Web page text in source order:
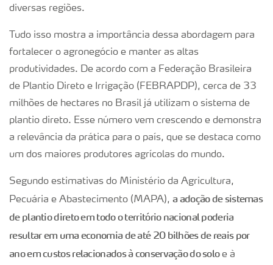
diversas regiões.
Tudo isso mostra a importância dessa abordagem para
fortalecer o agronegócio e manter as altas
produtividades. De acordo com a Federação Brasileira
de Plantio Direto e Irrigação (FEBRAPDP), cerca de 33
milhões de hectares no Brasil já utilizam o sistema de
plantio direto. Esse número vem crescendo e demonstra
a relevância da prática para o país, que se destaca como
um dos maiores produtores agrícolas do mundo.
Segundo estimativas do Ministério da Agricultura,
Pecuária e Abastecimento (MAPA), a adoção de sistemas
de plantio direto em todo o território nacional poderia
resultar em uma economia de até 20 bilhões de reais por
ano em custos relacionados à conservação do soloe à